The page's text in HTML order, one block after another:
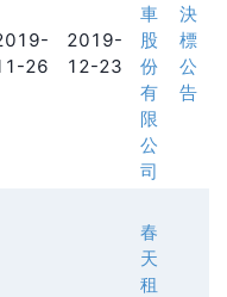
26
2019-
12-23
車
股
份
有
限
公
司
決
標
公
告
春
天
租